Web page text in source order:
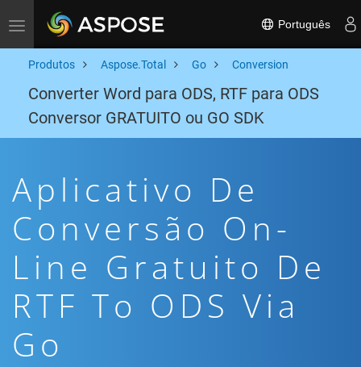
Toggle navigation Português
Produtos Aspose.Total Go Conversion
Converter Word para ODS, RTF para ODS
Conversor GRATUITO ou GO SDK
Aplicativo De
Conversão On-
Line Gratuito De
RTF To ODS Via
Go